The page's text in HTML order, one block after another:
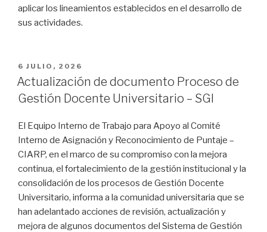
aplicar los lineamientos establecidos en el desarrollo de
sus actividades.
PUBLICADO
EL
6 JULIO, 2026
Actualización de documento Proceso de
Gestión Docente Universitario – SGI
El Equipo Interno de Trabajo para Apoyo al Comité
Interno de Asignación y Reconocimiento de Puntaje –
CIARP, en el marco de su compromiso con la mejora
continua, el fortalecimiento de la gestión institucional y la
consolidación de los procesos de Gestión Docente
Universitario, informa a la comunidad universitaria que se
han adelantado acciones de revisión, actualización y
mejora de algunos documentos del Sistema de Gestión